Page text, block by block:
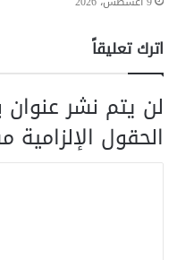
اترك تعليقاً
لن يتم نشر عنوان
الحقول الإلزامية